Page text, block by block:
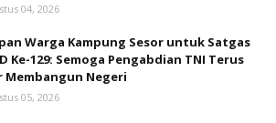
04, 2026
Warga Kampung Sesor untuk Satgas
Ke-129: Semoga Pengabdian TNI Terus
Membangun Negeri
05, 2026